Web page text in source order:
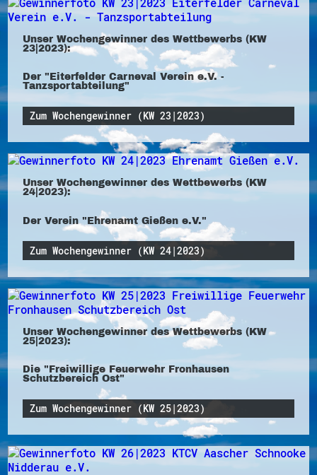
Unser Wochengewinner des Wettbewerbs (KW
23|2023):
Der "Eiterfelder Carneval Verein e.V. -
Tanzsportabteilung"
Zum Wochengewinner (KW 23|2023)
Unser Wochengewinner des Wettbewerbs (KW
24|2023):
Der Verein "Ehrenamt Gießen e.V."
Zum Wochengewinner (KW 24|2023)
Unser Wochengewinner des Wettbewerbs (KW
25|2023):
Die "Freiwillige Feuerwehr Fronhausen
Schutzbereich Ost"
Zum Wochengewinner (KW 25|2023)